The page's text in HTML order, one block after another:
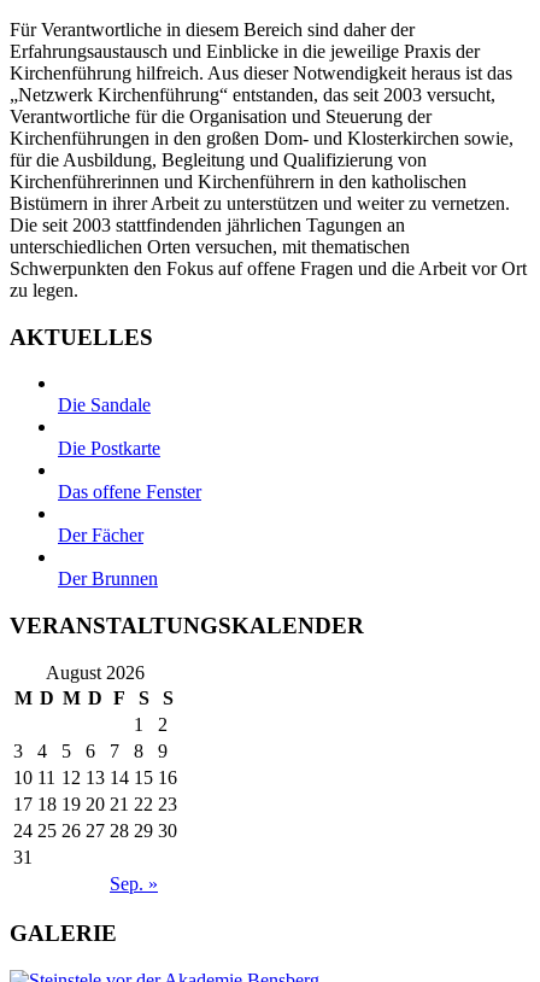
Für Verantwortliche in diesem Bereich sind daher der
Erfahrungsaustausch und Einblicke in die jeweilige Praxis der
Kirchenführung hilfreich. Aus dieser Notwendigkeit heraus ist das
„Netzwerk Kirchenführung“ entstanden, das seit 2003 versucht,
Verantwortliche für die Organisation und Steuerung der
Kirchenführungen in den großen Dom- und Klosterkirchen sowie,
für die Ausbildung, Begleitung und Qualifizierung von
Kirchenführerinnen und Kirchenführern in den katholischen
Bistümern in ihrer Arbeit zu unterstützen und weiter zu vernetzen.
Die seit 2003 stattfindenden jährlichen Tagungen an
unterschiedlichen Orten versuchen, mit thematischen
Schwerpunkten den Fokus auf offene Fragen und die Arbeit vor Ort
zu legen.
AKTUELLES
Die Sandale
Die Postkarte
Das offene Fenster
Der Fächer
Der Brunnen
VERANSTALTUNGSKALENDER
August 2026
M D M D F S S
Sep. »
1
2
3
4 5 6 7 8
9
10 11 12 13 14 15 16
17 18 19 20 21 22 23
24 25 26 27 28 29 30
31
GALERIE